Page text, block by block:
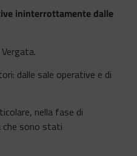
ininterrottamente dalle
dalle sale operative e di
nella fase di
che sono stati